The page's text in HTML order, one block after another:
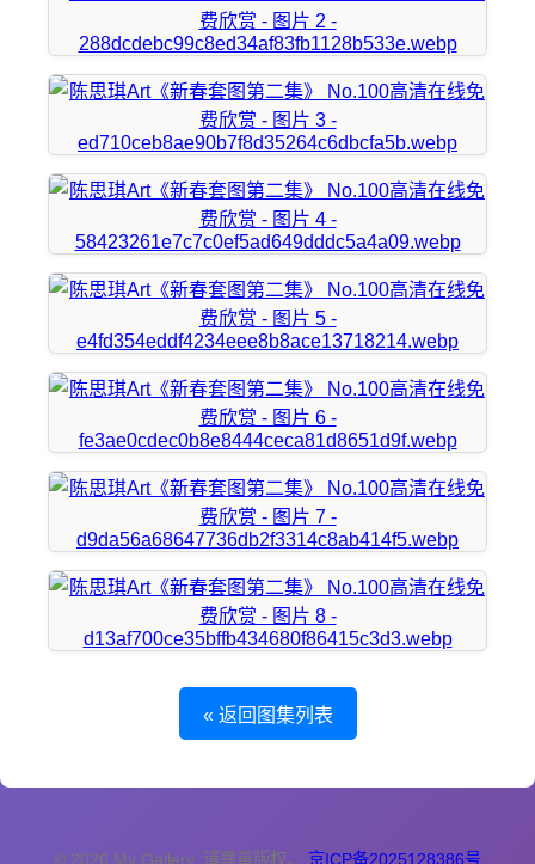
« 返回图集列表
© 2026 My Gallery. 请尊重版权。 京ICP备2025128386号